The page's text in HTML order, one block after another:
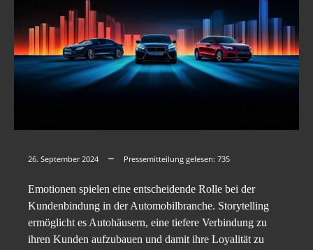
26. September 2024 Pressemitteilung gelesen: 735
Emotionen spielen eine entscheidende Rolle bei der
Kundenbindung in der Automobilbranche. Storytelling
ermöglicht es Autohäusern, eine tiefere Verbindung zu
ihren Kunden aufzubauen und damit ihre Loyalität zu